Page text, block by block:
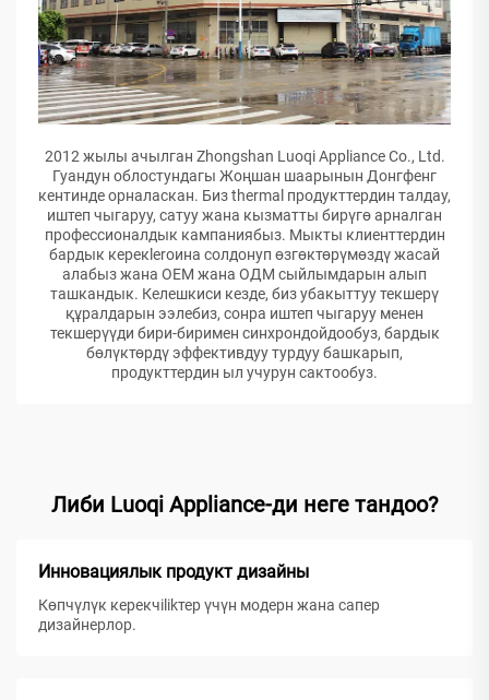
2012 жылы ачылган Zhongshan Luoqi Appliance Co., Ltd.
Гуандун облостундагы Жоңшан шаарынын Донгфенг
кентинде орналаскан. Биз thermal продукттердин талдау,
иштеп чыгаруу, сатуу жана кызматты бирүгө арналган
профессионалдык кампаниябыз. Мыкты клиенттердин
бардык керекleroина солдонуп өзгөктөрүмөздү жасай
алабыз жана ОЕМ жана ОДМ сыйлымдарын алып
ташкандык. Келешкиси кезде, биз убакыттуу текшерү
құралдарын ээлебиз, сонра иштеп чыгаруу менен
текшерүүди бири-биримен синхрондойдообуз, бардык
бөлүктөрдү эффективдуу турдуу башкарып,
продукттердин ыл учурун сактообуз.
Либи Luoqi Appliance-ди неге тандоо?
Инновациялык продукт дизайны
Көпчүлүк керекчilikтер үчүн модерн жана сапер
дизайнерлор.